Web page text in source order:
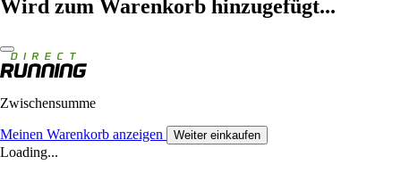
Wird zum Warenkorb hinzugefügt...
Zwischensumme
Meinen Warenkorb anzeigen Weiter einkaufen
Loading...